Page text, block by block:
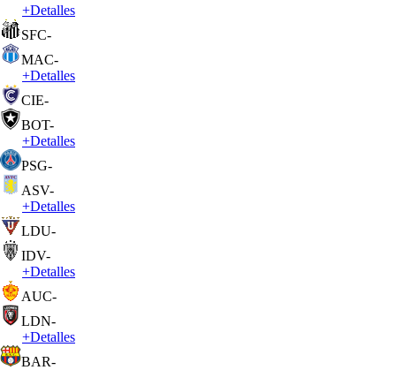
+Detalles
SFC-
MAC-
+Detalles
CIE-
BOT-
+Detalles
PSG-
ASV-
+Detalles
LDU-
IDV-
+Detalles
AUC-
LDN-
+Detalles
BAR-